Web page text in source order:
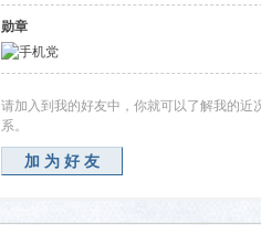
勋章
请加入到我的好友中，你就可以了解我的近
系。
加为好友